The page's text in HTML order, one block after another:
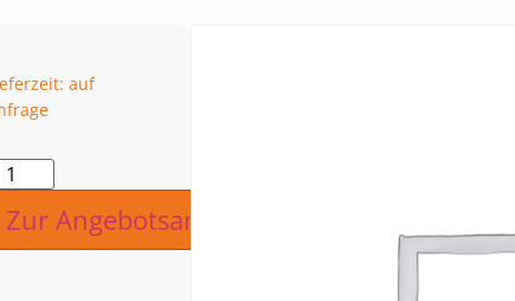
auf
Zur Angebotsanfrage hinzufügen